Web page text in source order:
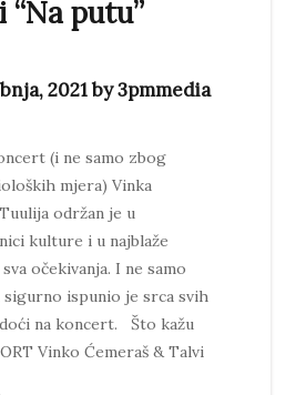
putu”
2021 by 3pmmedia
(i ne samo zbog
mjera) Vinka
održan je u
kulture i u najblaže
očekivanja. I ne samo
sigurno ispunio je srca svih
na koncert. Što kažu
Vinko Ćemeraš & Talvi